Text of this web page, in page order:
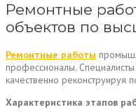
Ремонтные
объектов по
Ремонтные работы
профессионалы. Специалисты
качественно реконструируя
Характеристика этапов